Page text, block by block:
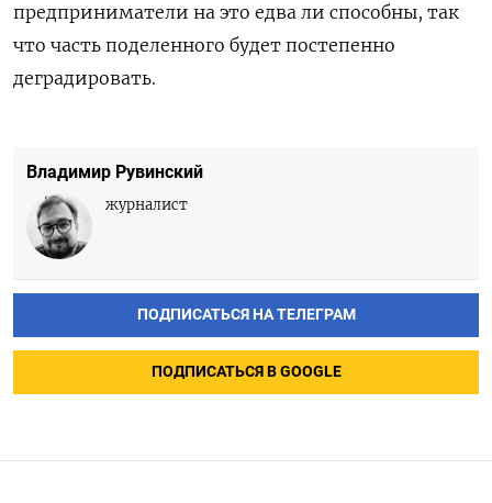
предприниматели на это едва ли способны, так
что часть поделенного будет постепенно
деградировать.
Владимир Рувинский
журналист
ПОДПИСАТЬСЯ НА ТЕЛЕГРАМ
ПОДПИСАТЬСЯ В GOOGLE